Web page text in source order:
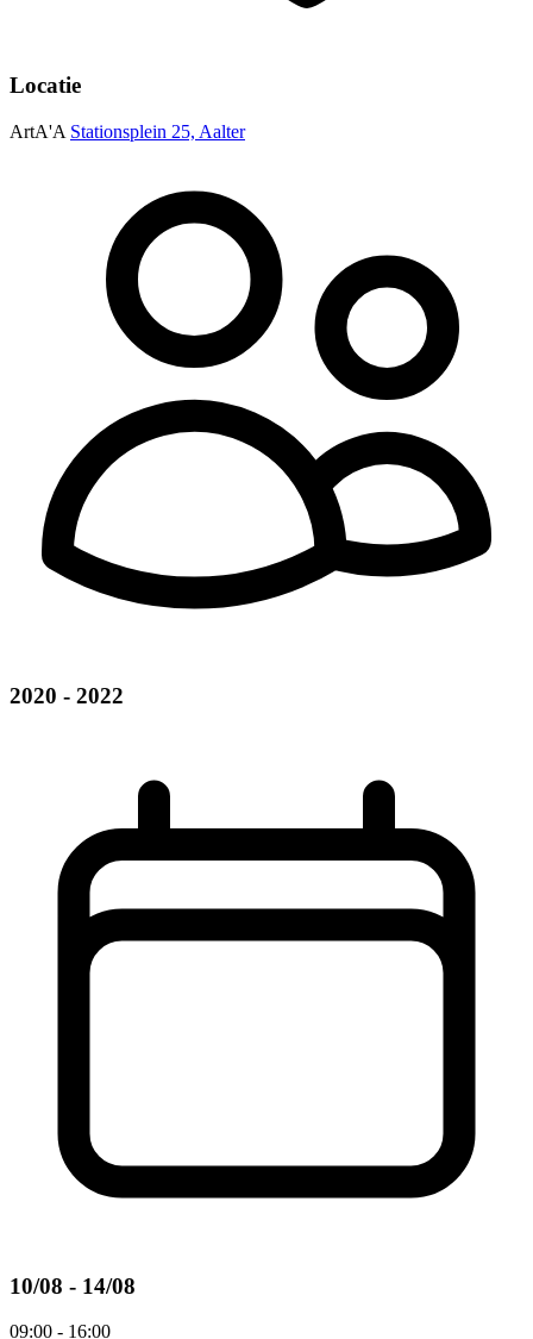
Locatie
ArtA'A Stationsplein 25, Aalter
2020 - 2022
10/08 - 14/08
09:00 - 16:00